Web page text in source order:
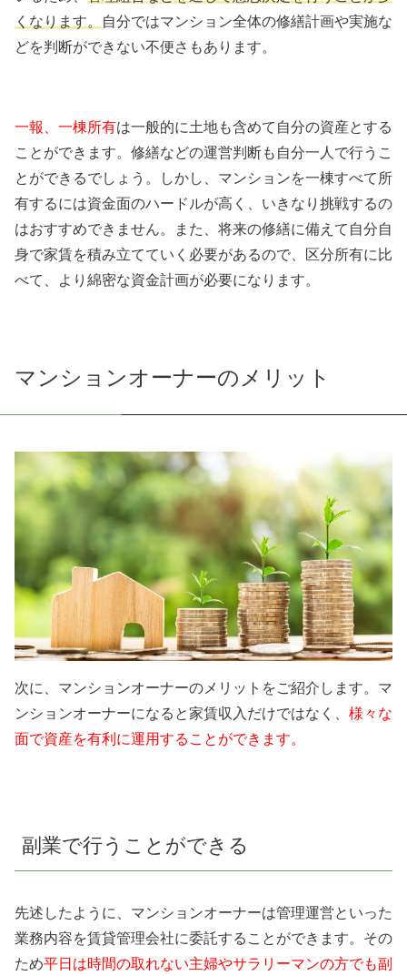
くなります。
自分ではマンション全体の修繕計画や実施な
どを判断ができない不便さもあります。
一報、一棟所有は一般的に土地も含めて自分の資産とする
ことができます。修繕などの運営判断も自分一人で行うこ
とができるでしょう。しかし、マンションを一棟すべて所
有するには資金面のハードルが高く、いきなり挑戦するの
はおすすめできません。また、将来の修繕に備えて自分自
身で家賃を積み立てていく必要があるので、区分所有に比
べて、より綿密な資金計画が必要になります。
マンションオーナーのメリット
次に、マンションオーナーのメリットをご紹介します。マ
ンションオーナーになると家賃収入だけではなく、 様々な
面で資産を有利に運用することができます。
副業で行うことができる
先述したように、マンションオーナーは管理運営といった
業務内容を賃貸管理会社に委託することができます。その
ため平日は時間の取れない主婦やサラリーマンの方でも副